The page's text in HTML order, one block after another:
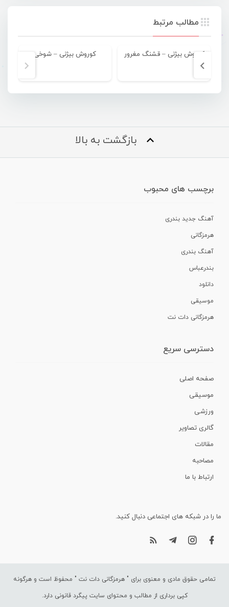
مطالب مرتبط
کوروش بیژنی – قشنگ مغرور کوروش بیژنی – شوخی
بازگشت به بالا
برچسب های محبوب
آهنگ جدید بندری
هرمزگانی
آهنگ بندری
بندرعباس
دانلود
موسیقی
هرمزگانی دات نت
دسترسی سریع
صفحه اصلی
موسیقی
ورزشی
گالری تصاویر
مقالات
مصاحبه
ارتباط با ما
ما را در شبکه های اجتماعی دنبال کنید.
تمامی حقوق مادی و معنوی برای " هرمزگانی دات نت " محفوظ است و هرگونه
کپی برداری از مطالب و محتوای سایت پیگرد قانونی دارد.